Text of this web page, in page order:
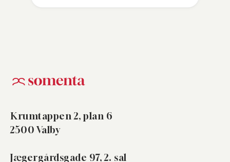
Krumtappen 2, plan 6
2500 Valby
Jægergårdsgade 97, 2. sal